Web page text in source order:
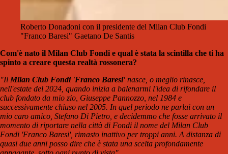
Roberto Donadoni con il presidente del Milan Club Fondi
"Franco Baresi" Gaetano De Santis
Com'è nato il Milan Club Fondi e qual è stata la scintilla che ti ha
spinto a creare questa realtà rossonera?
"Il Milan Club Fondi 'Franco Baresi' nasce, o meglio rinasce,
nell'estate del 2024, quando inizia a balenarmi l'idea di rifondare il
club fondato da mio zio, Giuseppe Pannozzo, nel 1984 e
successivamente chiuso nel 2005. In quel periodo ne parlai con un
mio caro amico, Stefano Di Pietro, e decidemmo che fosse arrivato il
momento di riportare nella città di Fondi il nome del Milan Club
Fondi 'Franco Baresi', rimasto inattivo per troppi anni. A distanza di
quasi due anni posso dire che è stata una scelta profondamente